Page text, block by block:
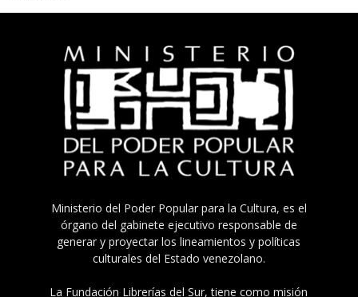
Ministerio del Poder Popular para la Cultura, es el
órgano del gabinete ejecutivo responsable de
generar y proyectar los lineamientos y políticas
culturales del Estado venezolano.
La Fundación Librerías del Sur, tiene como misión